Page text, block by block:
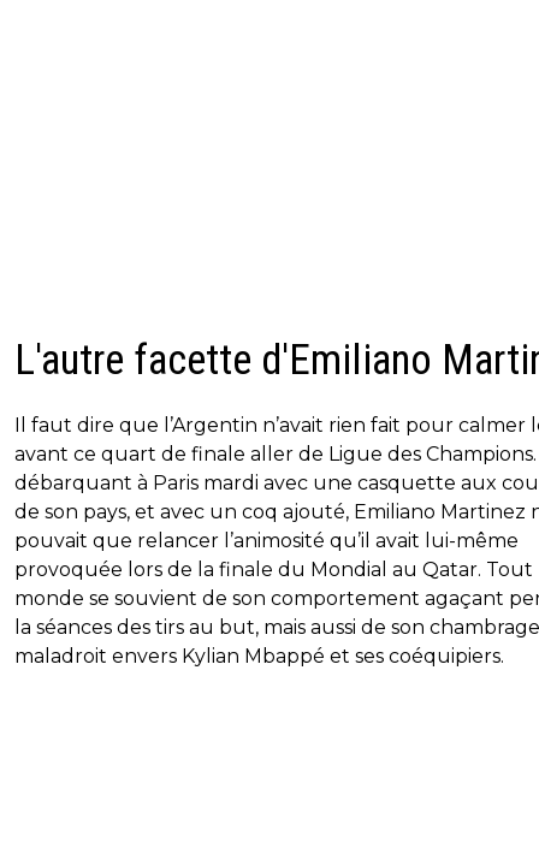
L'autre facette d'Emiliano
Il faut dire que l’Argentin n’avait rien fait pour calmer
avant ce quart de finale aller de Ligue des
débarquant à Paris mardi avec une casquette aux
de son pays, et avec un coq ajouté, Emiliano Martinez
pouvait que relancer l’animosité qu’il avait lui-même
provoquée lors de la finale du Mondial au Qatar. Tout
monde se souvient de son comportement agaçant
la séances des tirs au but, mais aussi de son chambrage
maladroit envers Kylian Mbappé et ses coéquipiers.